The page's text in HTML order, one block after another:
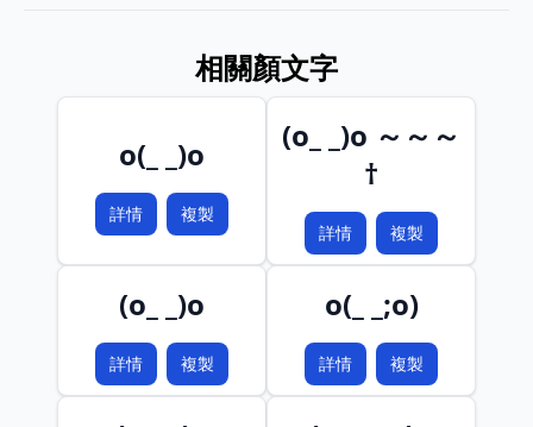
相關顏文字
o(_ _)o
詳情 複製
(o_ _)o ～～～
†
詳情 複製
(o_ _)o
詳情 複製
o(_ _;o)
詳情 複製